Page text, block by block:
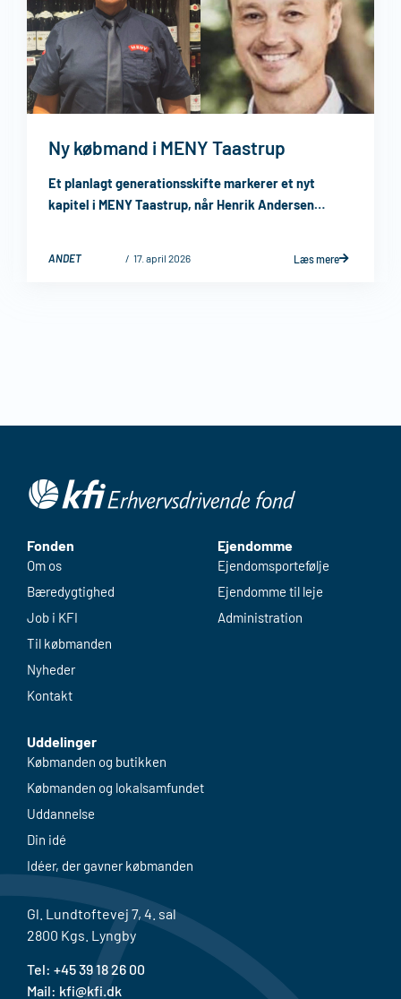
ANDET
Ny købmand i MENY Taastrup
17. april 2026
Et planlagt generationsskifte markerer et nyt
kapitel i MENY Taastrup, når Henrik Andersen
Læs mere
Gl. Lundtoftevej 7, 4. sal
2800 Kgs. Lyngby
Tel: +45 39 18 26 00
Mail: kfi@kfi.dk
Fonden
Om os
Bæredygtighed
Job i KFI
Til købmanden
Nyheder
Kontakt
Uddelinger
Købmanden og butikken
Købmanden og lokalsamfundet
Uddannelse
Din idé
Idéer, der gavner købmanden
Ejendomme
Ejendomsportefølje
Ejendomme til leje
Administration